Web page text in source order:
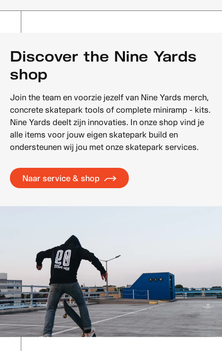
Discover the Nine Yards
shop
Join the team en voorzie jezelf van Nine Yards merch,
concrete skatepark tools of complete miniramp - kits.
Nine Yards deelt zijn innovaties. In onze shop vind je
alle items voor jouw eigen skatepark build en
ondersteunen wij jou met onze skatepark services.
Naar service & shop